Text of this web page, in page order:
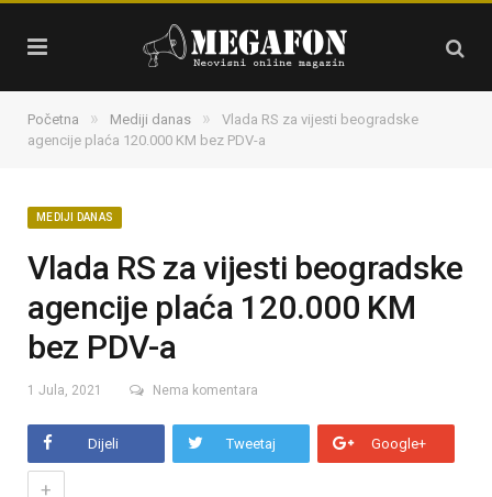
Početna » Mediji danas »
Vlada RS za vijesti beogradske
agencije plaća 120.000 KM bez PDV-a
MEDIJI DANAS
Vlada RS za vijesti beogradske
agencije plaća 120.000 KM
bez PDV-a
1 Jula, 2021 Nema komentara
Dijeli Tweetaj Google+
+